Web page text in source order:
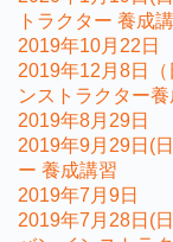
トラクター 養成
2019年10月22日
2019年12月8日
ンストラクター
2019年8月29日
2019年9月29日(
ー 養成講習
2019年7月9日
2019年7月28日(